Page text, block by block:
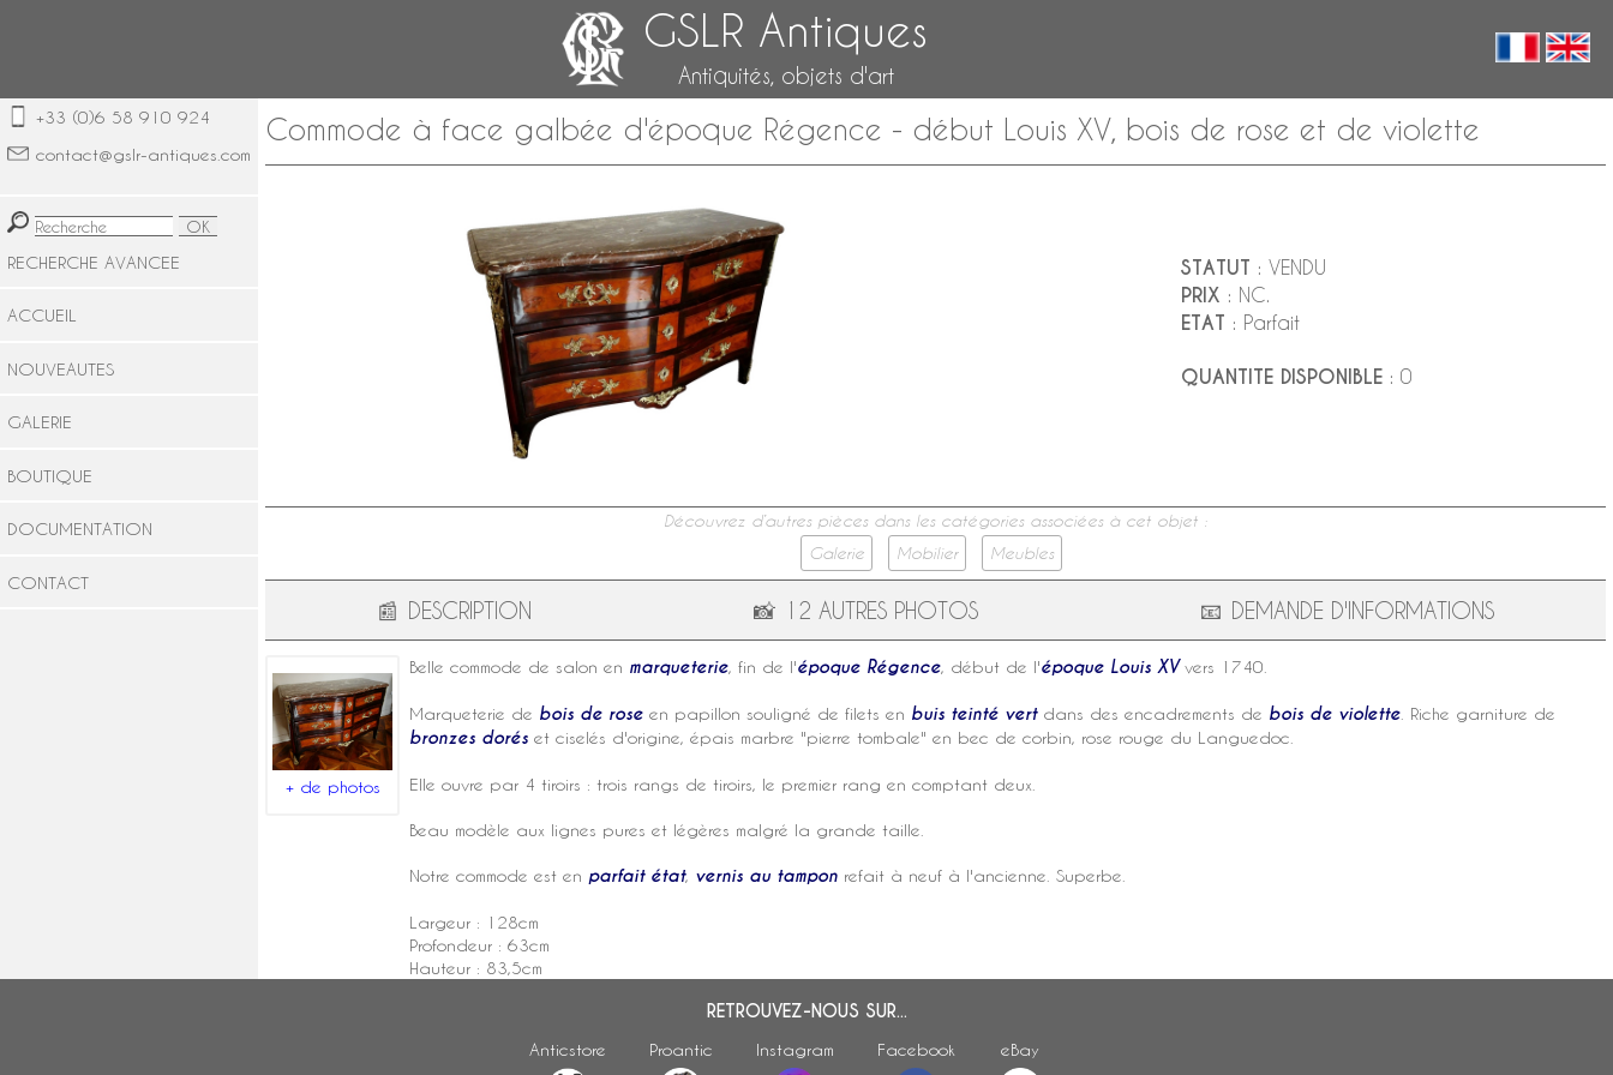
GSLR Antiques
Antiquités, objets d'art
+33 (0)6 58 910 924
contact@gslr-antiques.com
RECHERCHE AVANCEE
ACCUEIL
NOUVEAUTES
GALERIE
BOUTIQUE
DOCUMENTATION
CONTACT
Commode à face galbée d'époque Régence - début Louis XV, bois de rose et de violette
STATUT : VENDU
PRIX : NC.
ETAT : Parfait
QUANTITE DISPONIBLE : 0
Découvrez d’autres pièces dans les catégories associées à cet objet :
Galerie
Mobilier Meubles
📰 DESCRIPTION 📸 12 AUTRES PHOTOS 📧 DEMANDE D'INFORMATIONS
+ de photos
Belle commode de salon en marqueterie, fin de l'époque Régence, début de l'époque Louis XVvers 1740.
Marqueterie de bois de rose en papillon souligné de filets en buis teinté vertdans des encadrements de bois de violette . Riche garniture de
bronzes dorés et ciselés d'origine, épais marbre "pierre tombale" en bec de corbin, rose rouge du Languedoc.
Elle ouvre par 4 tiroirs : trois rangs de tiroirs, le premier rang en comptant deux.
Beau modèle aux lignes pures et légères malgré la grande taille.
Notre commode est en parfait état, vernis au tampon refait à neuf à l'ancienne. Superbe.
Largeur : 128cm
Profondeur : 63cm
Hauteur : 83,5cm
RETROUVEZ-NOUS SUR...
Anticstore Proantic Instagram Facebook eBay